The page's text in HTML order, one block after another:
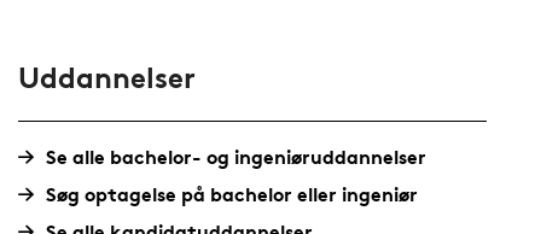
Uddannelser
Se alle bachelor- og ingeniøruddannelser
Søg optagelse på bachelor eller ingeniør